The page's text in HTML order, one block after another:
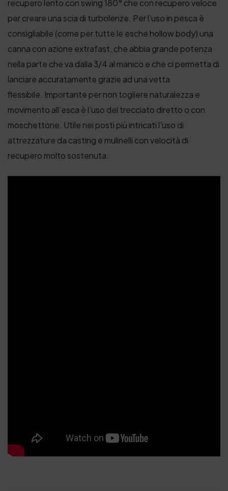
recupero lento con swing 180° che con recupero veloce
per creare una scia di turbolenze. Per l’uso in pesca è
consigliabile (come per tutte le esche hollow body) una
canna con azione extrafast, che abbia grande potenza
nella parte che va dalla 3/4 al manico e che ci permetta di
lanciare accuratamente grazie ad una vetta
flessibile. Importante per non togliere naturalezza e
movimento all’esca è l’uso del trecciato diretto o con
moschettone. Utile nei posti più intricati l’uso di
attrezzature da casting e mulinelli con velocità di
recupero molto sostenuta.